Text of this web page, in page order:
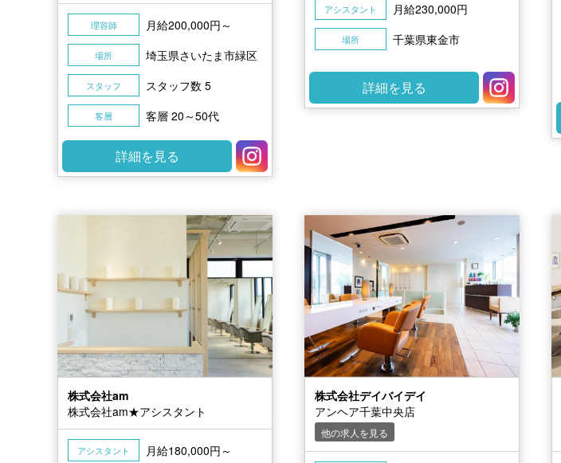
理容師 月給200,000円～
場所 埼玉県さいたま市緑区
スタッフ スタッフ数 5
客層 客層 20～50代
詳細を見る
アシスタント 月給230,000円
場所 千葉県東金市
詳細を見る
株式会社am
株式会社am★アシスタント
アシスタント 月給180,000円～
株式会社デイバイデイ
アンヘア千葉中央店
他の求人を見る